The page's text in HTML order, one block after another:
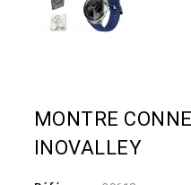
MONTRE
INOVALLEY